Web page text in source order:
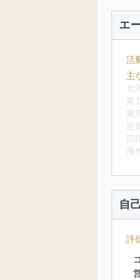
エ
活
主
北
東
東
近
四
海
自
評